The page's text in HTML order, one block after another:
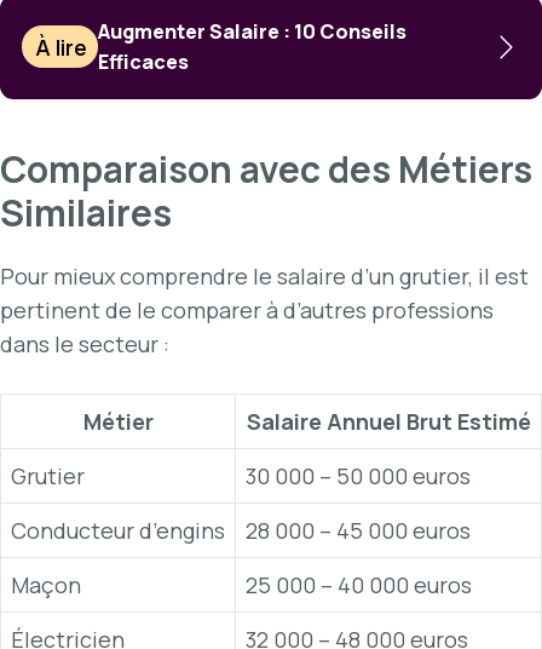
À lire
Augmenter Salaire : 10 Conseils
Efficaces
Comparaison avec des Métiers
Similaires
Pour mieux comprendre le salaire d’un grutier, il est
pertinent de le comparer à d’autres professions
dans le secteur :
Métier
Salaire Annuel Brut Estimé
Grutier
30 000 – 50 000 euros
Conducteur d’engins
28 000 – 45 000 euros
Maçon
25 000 – 40 000 euros
Électricien
32 000 – 48 000 euros